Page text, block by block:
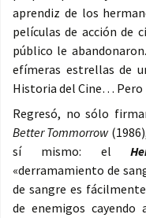
aprendiz de los
películas de acción de
público le
efímeras estrellas de
Historia del Cine… Pero
Regresó, no sólo
Better Tommorrow
sí mismo: el
«derramamiento de
de sangre es
de enemigos cayendo